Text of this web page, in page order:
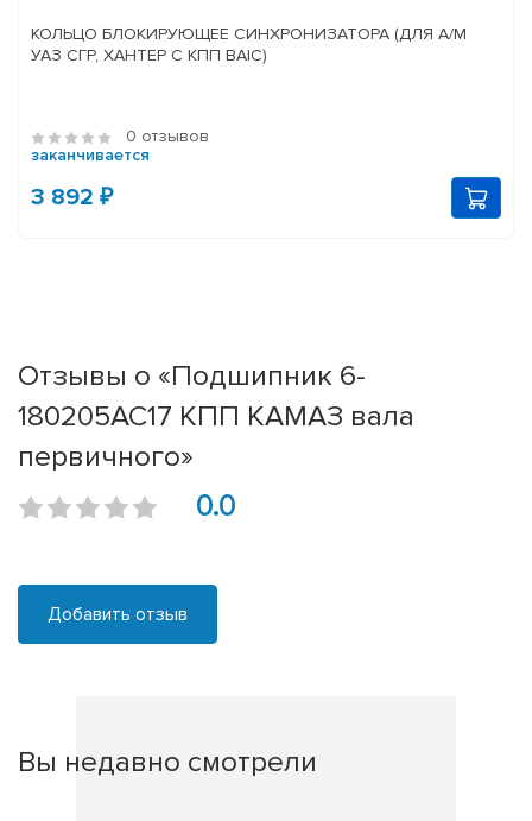
КОЛЬЦО БЛОКИРУЮЩЕЕ СИНХРОНИЗАТОРА (ДЛЯ А/М
УАЗ СГР, ХАНТЕР С КПП BAIC)
0 отзывов
заканчивается
3 892 ₽
Отзывы о «Подшипник 6-
180205АС17 КПП КАМАЗ вала
первичного»
0.0
Добавить отзыв
Вы недавно смотрели